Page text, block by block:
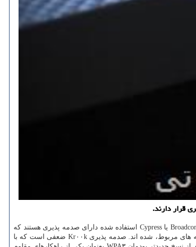
قرار دارند.
به گزارش پارس آی سی تی به نقل از مركز مدیریت راهبردی افتای ریاست جمهوری، آن دسته از دستگاه های Wi-Fi كه در آنها از مجموعه تراشه های ساخت Broadcom یا Cypress استفاده شده دارای صدمه پذیری هستند كه
خود از این مجموعه تراشه ها (Chipset) بهره برده اند مشغول آماده سازی اصلاحیه های مربوط، شده اند. صدمه پذیری Kr۰۰k ضعفی است كه با